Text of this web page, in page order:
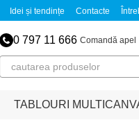
Idei și tendințe Contacte
0 797 11 666 Comandă apel
TABLOURI